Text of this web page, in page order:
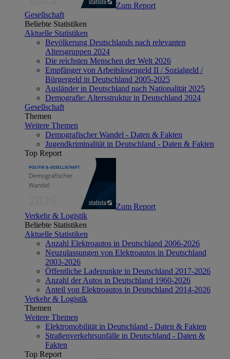
Zum Report
Gesellschaft
Beliebte Statistiken
Aktuelle Statistiken
Bevölkerung Deutschlands nach relevanten
Altersgruppen 2024
Die reichsten Menschen der Welt 2026
Empfänger von Arbeitslosengeld II / Sozialgeld /
Bürgergeld in Deutschland 2005-2025
Ausländer in Deutschland nach Nationalität 2025
Demografie: Altersstruktur in Deutschland 2024
Gesellschaft
Themen
Weitere Themen
Demografischer Wandel - Daten & Fakten
Jugendkriminalität in Deutschland - Daten & Fakten
Top Report
Zum Report
Verkehr & Logistik
Beliebte Statistiken
Aktuelle Statistiken
Anzahl Elektroautos in Deutschland 2006-2026
Neuzulassungen von Elektroautos in Deutschland
2003-2026
Öffentliche Ladepunkte in Deutschland 2017-2026
Anzahl der Autos in Deutschland 1960-2026
Anteil von Elektroautos in Deutschland 2014-2026
Verkehr & Logistik
Themen
Weitere Themen
Elektromobilität in Deutschland - Daten & Fakten
Straßenverkehrsunfälle in Deutschland - Daten &
Fakten
Top Report